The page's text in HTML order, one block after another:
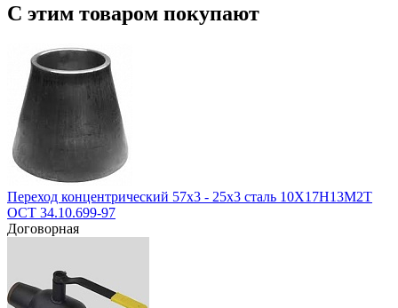
С этим товаром покупают
Переход концентрический 57х3 - 25х3 сталь 10Х17Н13М2Т
ОСТ 34.10.699-97
Договорная